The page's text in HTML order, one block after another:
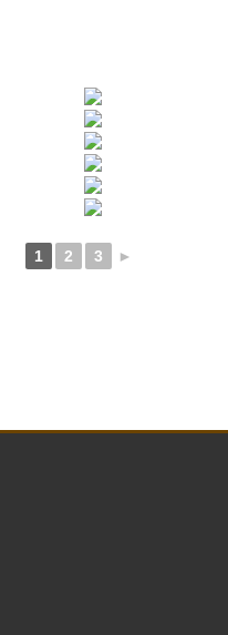
1 2 3 ►